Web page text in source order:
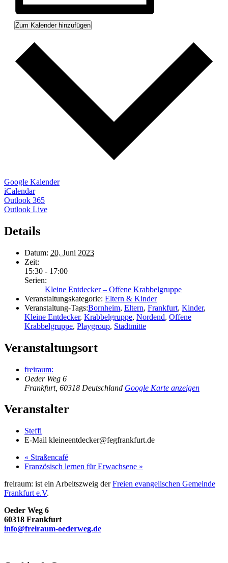
Zum Kalender hinzufügen
Google Kalender
iCalendar
Outlook 365
Outlook Live
Details
Datum: 20. Juni 2023
Zeit:
15:30 - 17:00
Serien:
Kleine Entdecker – Offene Krabbelgruppe
Veranstaltungskategorie: Eltern & Kinder
Veranstaltung-Tags:Bornheim, Eltern, Frankfurt, Kinder,
Kleine Entdecker, Krabbelgruppe, Nordend, Offene
Krabbelgruppe, Playgroup, Stadtmitte
Veranstaltungsort
freiraum:
Oeder Weg 6
Frankfurt, 60318 Deutschland Google Karte anzeigen
Veranstalter
Steffi
E-Mail kleineentdecker@fegfrankfurt.de
« Straßencafé
Französisch lernen für Erwachsene »
freiraum: ist ein Arbeitszweig derFreien evangelischen Gemeinde
Frankfurt e.V.
Oeder Weg 6
60318 Frankfurt
info@freiraum-oederweg.de